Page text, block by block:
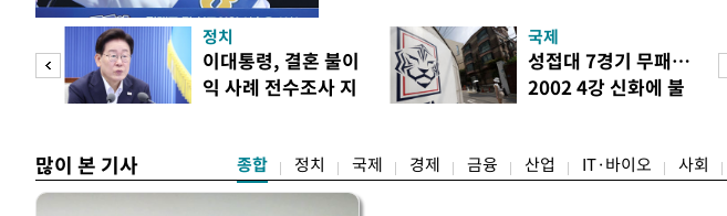
정치
이대통령, 결혼 불이
익 사례 전수조사 지
국제
성접대 7경기 무패…
2002 4강 신화에 불
많이 본 기사 종합 정치 국제 경제 금융 산업 IT·바이오 사회